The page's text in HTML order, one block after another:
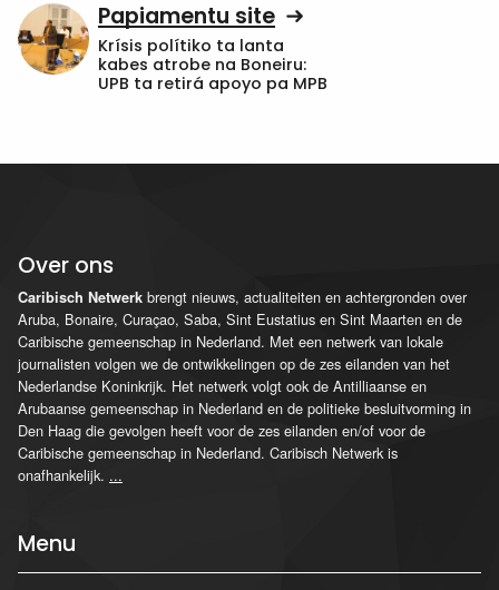
Papiamentu site
Krísis polítiko ta lanta
kabes atrobe na Boneiru:
UPB ta retirá apoyo pa MPB
Over ons
Caribisch Netwerk brengt nieuws, actualiteiten en achtergronden over
Aruba, Bonaire, Curaçao, Saba, Sint Eustatius en Sint Maarten en de
Caribische gemeenschap in Nederland. Met een netwerk van lokale
journalisten volgen we de ontwikkelingen op de zes eilanden van het
Nederlandse Koninkrijk. Het netwerk volgt ook de Antilliaanse en
Arubaanse gemeenschap in Nederland en de politieke besluitvorming in
Den Haag die gevolgen heeft voor de zes eilanden en/of voor de
Caribische gemeenschap in Nederland. Caribisch Netwerk is
onafhankelijk. ...
Menu